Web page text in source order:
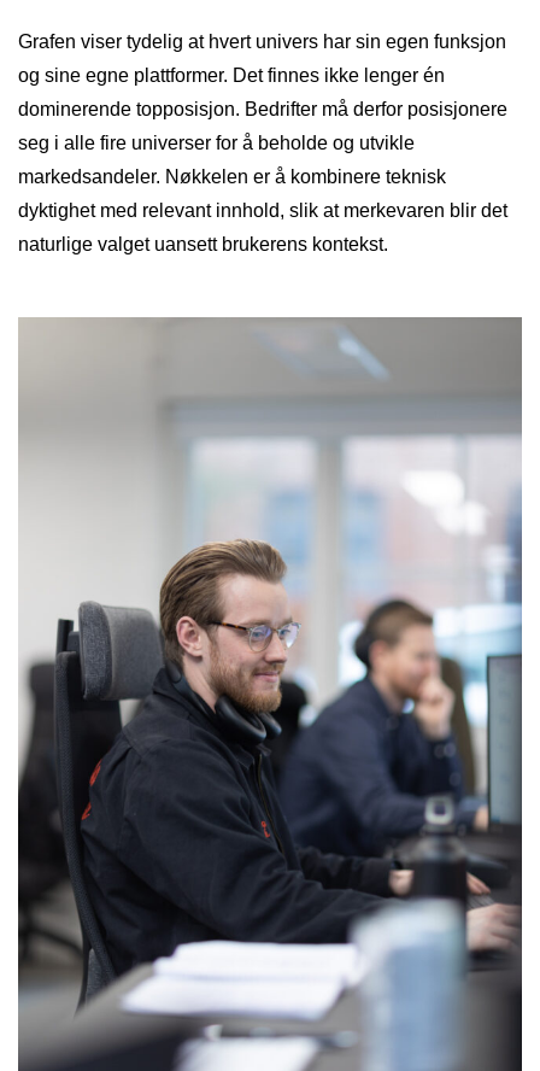
Grafen viser tydelig at hvert univers har sin egen funksjon
og sine egne plattformer. Det finnes ikke lenger én
dominerende topposisjon. Bedrifter må derfor posisjonere
seg i alle fire universer for å beholde og utvikle
markedsandeler. Nøkkelen er å kombinere teknisk
dyktighet med relevant innhold, slik at merkevaren blir det
naturlige valget uansett brukerens kontekst.